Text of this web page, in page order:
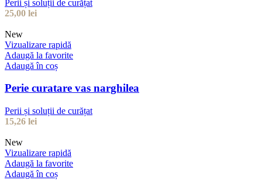
Perii și soluții de curățat
25,00 lei
New
Vizualizare rapidă
Adaugă la favorite
Adaugă în coș
Perie curatare vas narghilea
Perii și soluții de curățat
15,26 lei
New
Vizualizare rapidă
Adaugă la favorite
Adaugă în coș